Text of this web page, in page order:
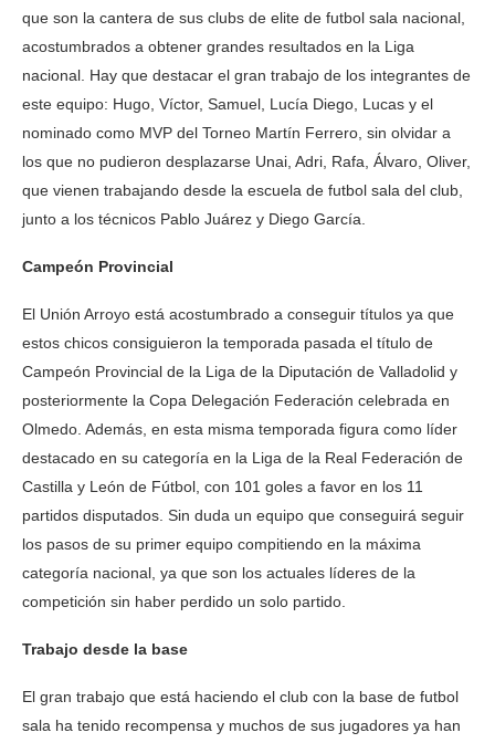
que son la cantera de sus clubs de elite de futbol sala nacional,
acostumbrados a obtener grandes resultados en la Liga
nacional. Hay que destacar el gran trabajo de los integrantes de
este equipo: Hugo, Víctor, Samuel, Lucía Diego, Lucas y el
nominado como MVP del Torneo Martín Ferrero, sin olvidar a
los que no pudieron desplazarse Unai, Adri, Rafa, Álvaro, Oliver,
que vienen trabajando desde la escuela de futbol sala del club,
junto a los técnicos Pablo Juárez y Diego García.
Campeón Provincial
El Unión Arroyo está acostumbrado a conseguir títulos ya que
estos chicos consiguieron la temporada pasada el título de
Campeón Provincial de la Liga de la Diputación de Valladolid y
posteriormente la Copa Delegación Federación celebrada en
Olmedo. Además, en esta misma temporada figura como líder
destacado en su categoría en la Liga de la Real Federación de
Castilla y León de Fútbol, con 101 goles a favor en los 11
partidos disputados. Sin duda un equipo que conseguirá seguir
los pasos de su primer equipo compitiendo en la máxima
categoría nacional, ya que son los actuales líderes de la
competición sin haber perdido un solo partido.
Trabajo desde la base
El gran trabajo que está haciendo el club con la base de futbol
sala ha tenido recompensa y muchos de sus jugadores ya han